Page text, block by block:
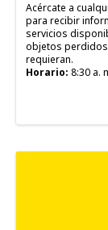
Acércate a
para recibir
servicios
objetos perdidos
requieran.
Horario: 8:30 a.